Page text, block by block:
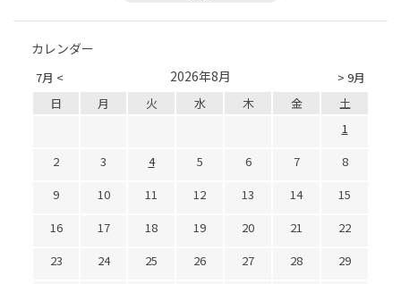
カレンダー
7月 < > 9月
2026年8月
日 月 火 水 木 金
土
1
2
3 4 5 6 7
8
9
10 11 12 13 14
15
16
17 18 19 20 21
22
23
24 25 26 27 28
29